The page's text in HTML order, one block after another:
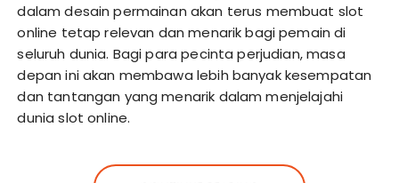
dalam desain permainan akan terus membuat slot
online tetap relevan dan menarik bagi pemain di
seluruh dunia. Bagi para pecinta perjudian, masa
depan ini akan membawa lebih banyak kesempatan
dan tantangan yang menarik dalam menjelajahi
dunia slot online.